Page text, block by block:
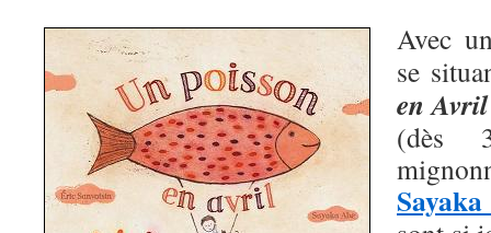
Avec
se
en Avril
(dès